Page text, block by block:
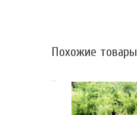
Похожие товары